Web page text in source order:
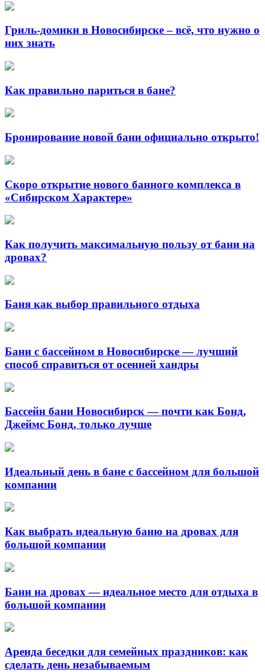
Гриль-домики в Новосибирске – всё, что нужно о
них знать
Как правильно париться в бане?
Бронирование новой бани официально открыто!
Скоро открытие нового банного комплекса в
«Сибирском Характере»
Как получить максимальную пользу от бани на
дровах?
Баня как выбор правильного отдыха
Бани с бассейном в Новосибирске — лучший
способ справиться от осенней хандры
Бассейн бани Новосибирск — почти как Бонд,
Джеймс Бонд, только лучше
Идеальный день в бане с бассейном для большой
компании
Как выбрать идеальную баню на дровах для
большой компании
Бани на дровах — идеальное место для отдыха в
большой компании
Аренда беседки для семейных праздников: как
сделать день незабываемым